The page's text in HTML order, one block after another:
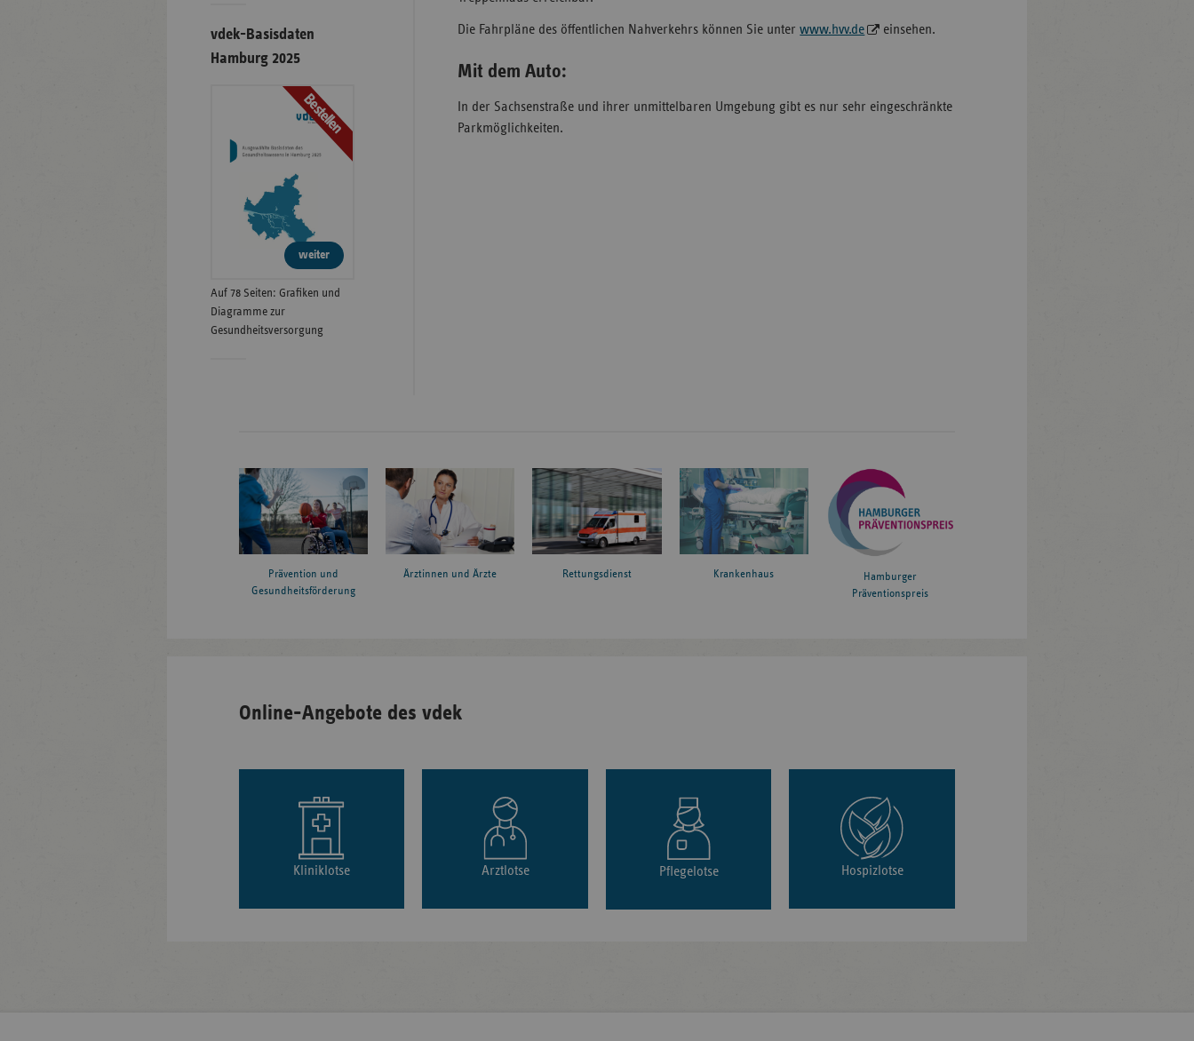
Die Fahrpläne des öffentlichen Nahverkehrs können Sie unterwww.hvv.de einsehen.
Mit dem Auto:
In der Sachsenstraße und ihrer unmittelbaren Umgebung gibt es nur sehr eingeschränkte
Parkmöglichkeiten.
vdek-Basisdaten
Hamburg 2025
Bestellen
weiter
Auf 78 Seiten: Grafiken und
Diagramme zur
Gesundheitsversorgung
Prävention und
Gesundheitsförderung
Ärztinnen und Ärzte Rettungsdienst Krankenhaus
Hamburger
Präventionspreis
Online-Angebote des vdek
Kliniklotse Arztlotse Pflegelotse Hospizlotse